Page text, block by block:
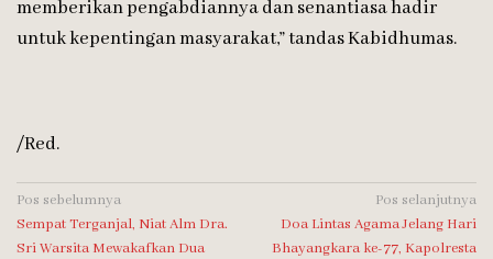
memberikan pengabdiannya dan senantiasa hadir
untuk kepentingan masyarakat,” tandas Kabidhumas.
/Red.
Navigasi
pos
Pos sebelumnya
Sempat Terganjal, Niat Alm Dra.
Sri Warsita Mewakafkan Dua
Pos selanjutnya
Doa Lintas Agama Jelang Hari
Bhayangkara ke-77, Kapolresta